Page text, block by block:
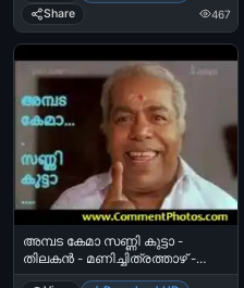
Share
467
അമ്പട കേമാ സണ്ണി കുട്ടാ -
തിലകന്‍ - മണിച്ചിത്രത്താഴ് -
Ambada Kema Sunny Kutta -